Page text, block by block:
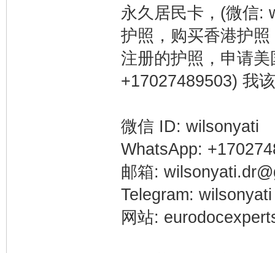
永久居民卡，(微信:
护照，购买香港护
注册的护照，申请
+17027489503) 我
微信 ID: wilsonyati
WhatsApp:
邮箱:
Telegram: wilsonyati
网站: